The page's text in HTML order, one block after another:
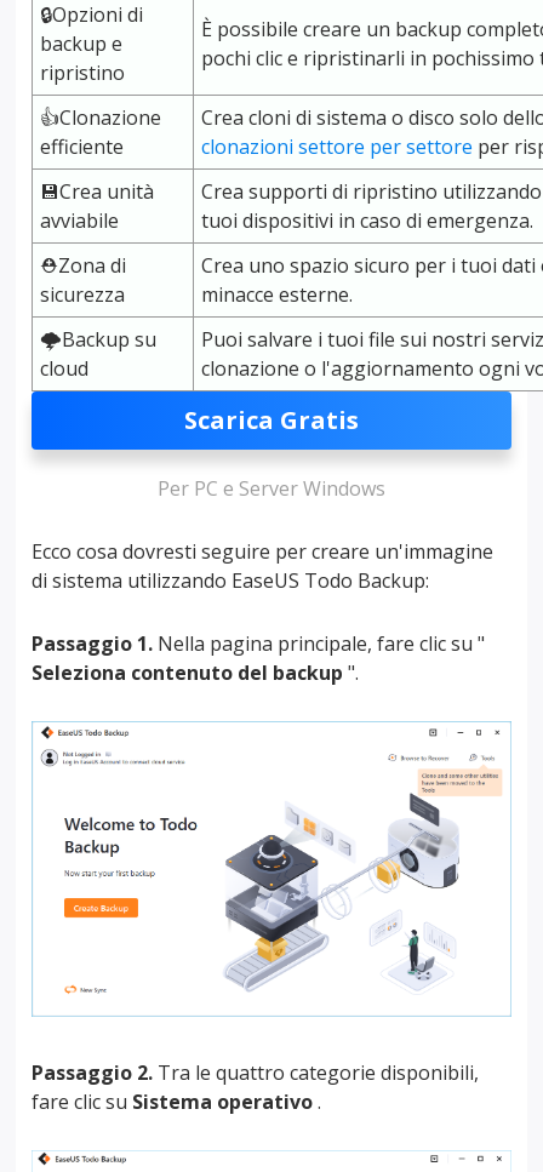
🔒Opzioni di
backup e
ripristino
È possibile creare un backup
pochi clic e ripristinarli in pochissimo
👍Clonazione
efficiente
Crea cloni di sistema o disco solo
clonazioni settore per settore per
💾Crea unità
avviabile
Crea supporti di ripristino
tuoi dispositivi in caso di emergenza.
⛑️Zona di
sicurezza
Crea uno spazio sicuro per i tuoi
minacce esterne.
🌩️Backup su
cloud
Puoi salvare i tuoi file sui nostri
clonazione o l'aggiornamento ogni
Scarica Gratis
Per PC e Server Windows
Ecco cosa dovresti seguire per creare un'immagine
di sistema utilizzando EaseUS Todo Backup:
Passaggio 1. Nella pagina principale, fare clic su "
Seleziona contenuto del backup ".
Passaggio 2. Tra le quattro categorie disponibili,
fare clic su Sistema operativo.